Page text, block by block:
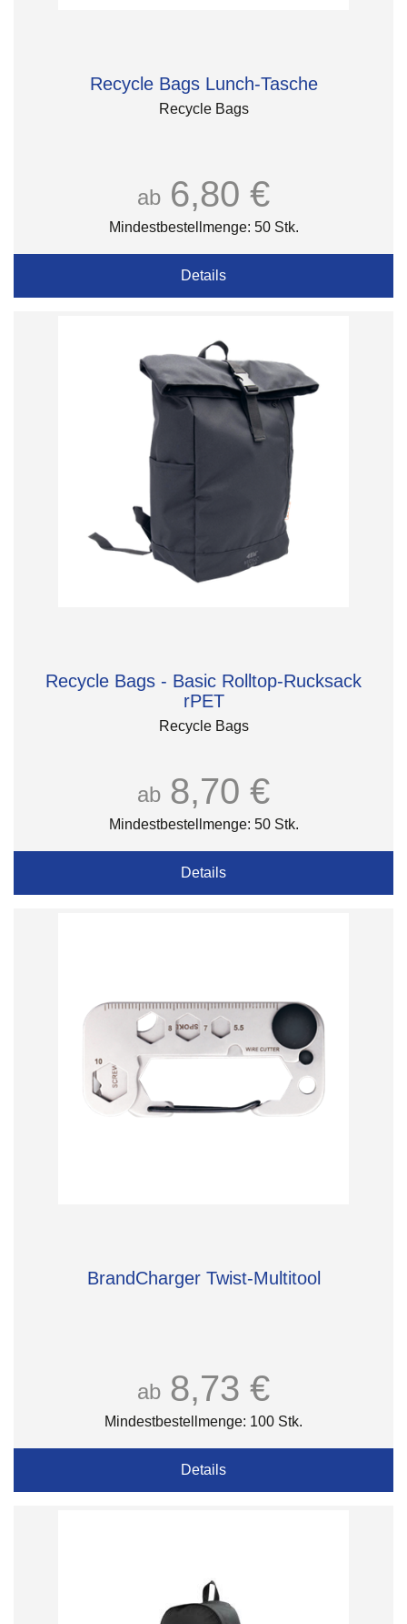
Recycle Bags Lunch-Tasche
Recycle Bags
ab 6,80 €
Mindestbestellmenge: 50 Stk.
Details
Recycle Bags - Basic Rolltop-Rucksack
rPET
Recycle Bags
ab 8,70 €
Mindestbestellmenge: 50 Stk.
Details
BrandCharger Twist-Multitool
ab 8,73 €
Mindestbestellmenge: 100 Stk.
Details